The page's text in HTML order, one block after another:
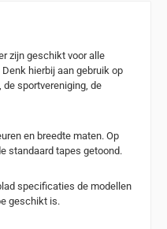
zijn geschikt voor alle
hierbij aan gebruik op
de sportvereniging, de
en breedte maten. Op
standaard tapes getoond.
specificaties de modellen
geschikt is.